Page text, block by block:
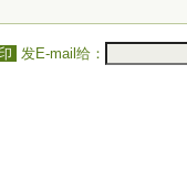
发E-mail给：